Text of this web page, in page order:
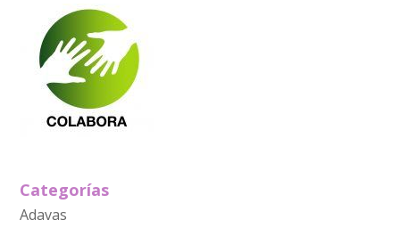
Categorías
Adavas